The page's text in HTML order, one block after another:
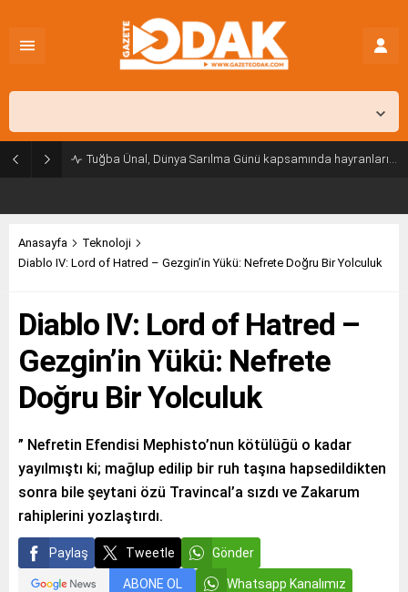
Tuğba Ünal, Dünya Sarılma Günü kapsamında hayranlarıyla buluştu
Anasayfa
Teknoloji
Diablo IV: Lord of Hatred – Gezgin’in Yükü: Nefrete Doğru Bir Yolculuk
Diablo IV: Lord of Hatred –
Gezgin’in Yükü: Nefrete
Doğru Bir Yolculuk
” Nefretin Efendisi Mephisto’nun kötülüğü o kadar
yayılmıştı ki; mağlup edilip bir ruh taşına hapsedildikten
sonra bile şeytani özü Travincal’a sızdı ve Zakarum
rahiplerini yozlaştırdı.
Paylaş Tweetle Gönder
ABONE OL Whatsapp Kanalımız